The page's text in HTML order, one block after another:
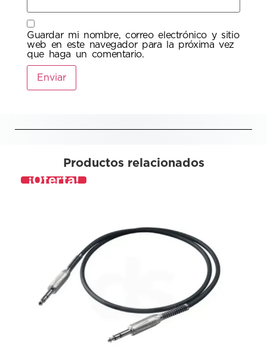
Guardar mi nombre, correo electrónico y sitio
web en este navegador para la próxima vez
que haga un comentario.
Productos relacionados
¡Oferta!